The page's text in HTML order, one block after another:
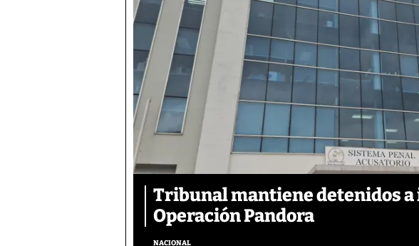
Tribunal mantiene detenidos a
Operación Pandora
NACIONAL